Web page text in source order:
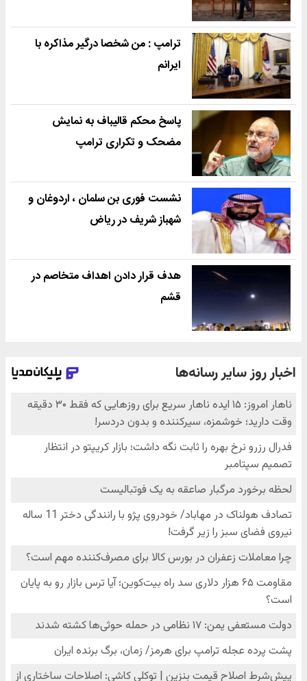
ترامپ : من شخصا درگیر مذاکره با
ایرانم
پاسخ محکم قالیباف به نمایش
مضحک و تکراری ترامپ
نشست فوری بن سلمان ، اردوغان و
شهباز شریف در ریاض
هدف قرار دادن اهداف متخاصم در
قشم